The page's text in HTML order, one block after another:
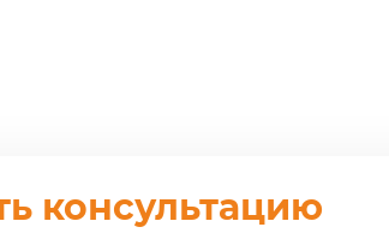
консультацию